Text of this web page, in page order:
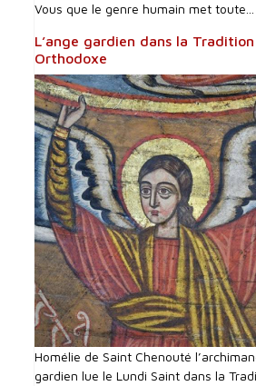
Vous que le genre humain met toute...
L’ange gardien dans la
Orthodoxe
Homélie de Saint Chenouté
gardien lue le Lundi Saint dans la